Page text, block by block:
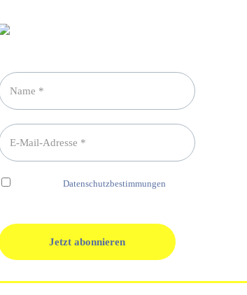
Datenschutzbestimmungen